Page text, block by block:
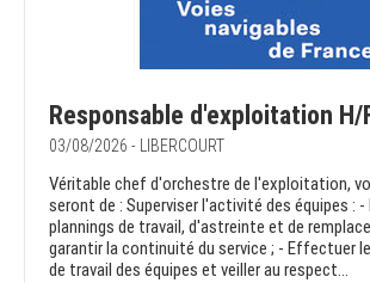
Responsable d'exploitation H/
03/08/2026 - LIBERCOURT
Véritable chef d'orchestre de l'exploitation,
seront de : Superviser l'activité des équipes : -
plannings de travail, d'astreinte et de
garantir la continuité du service ; - Effectuer
de travail des équipes et veiller au respect...